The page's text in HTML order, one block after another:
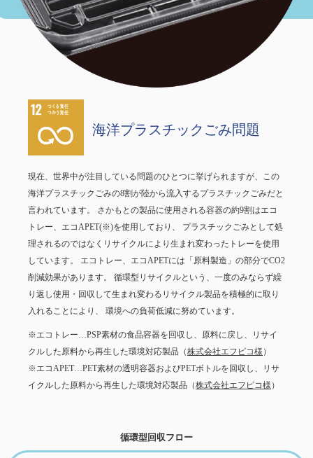
海洋プラスチックごみ問題
現在、世界中が注目している問題のひとつに挙げられますが、この
海洋プラスチックごみの8割が陸から流入するプラスチックごみだと
言われています。 さかもとの製品に使用される容器の約9割はエコ
トレー、エコAPET(※)を使用しており、 プラスチックごみとして処
理されるのではなくリサイクルにより生まれ変わったトレーを使用
しています。 エコトレー、エコAPETには「原料製造」の部分でCO2
削減効果があります。 循環型リサイクルという、一度のみならず繰
り返し使用・回収して生まれ変わるリサイクル製品を積極的に取り
入れることにより、 環境への負荷低減に努めています。
※エコトレー…PSP素材の食品容器を回収し、原料に戻し、リサイ
クルした原料から再生した環境対応製品（株式会社エフピコ様 ）
※エコAPET…PET素材の透明容器およびPETボトルを回収し、リサ
イクルした原料から再生した環境対応製品（株式会社エフピコ様 ）
循環型回収フロー